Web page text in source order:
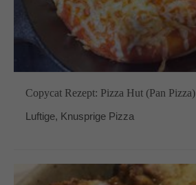
Copycat Rezept: Pizza Hut (Pan Pizza)
Luftige, Knusprige Pizza